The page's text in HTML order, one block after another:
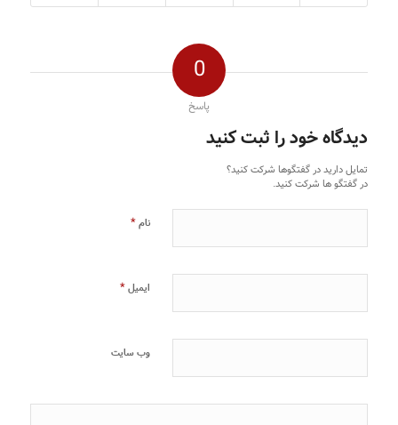
0
پاسخ
دیدگاه خود را ثبت کنید
تمایل دارید در گفتگوها شرکت کنید؟
در گفتگو ها شرکت کنید.
نام*
ایمیل*
وب‌ سایت